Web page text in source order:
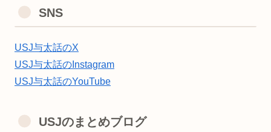
SNS
USJ与太話のX
USJ与太話のInstagram
USJ与太話のYouTube
USJのまとめブログ